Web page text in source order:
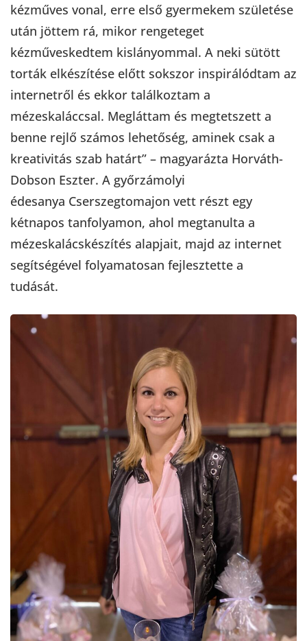
kézműves vonal, erre első gyermekem születése
után jöttem rá, mikor rengeteget
kézműveskedtem kislányommal. A neki sütött
torták elkészítése előtt sokszor inspirálódtam az
internetről és ekkor találkoztam a
mézeskaláccsal. Megláttam és megtetszett a
benne rejlő számos lehetőség, aminek csak a
kreativitás szab határt” – magyarázta Horváth-
Dobson Eszter. A győrzámolyi
édesanya Cserszegtomajon vett részt egy
kétnapos tanfolyamon, ahol megtanulta a
mézeskalácskészítés alapjait, majd az internet
segítségével folyamatosan fejlesztette a
tudását.